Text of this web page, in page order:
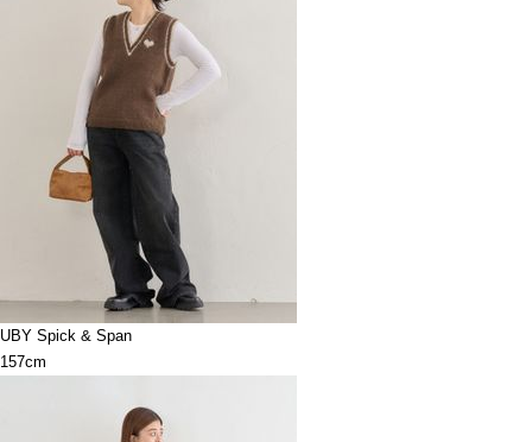
UBY Spick & Span
157cm